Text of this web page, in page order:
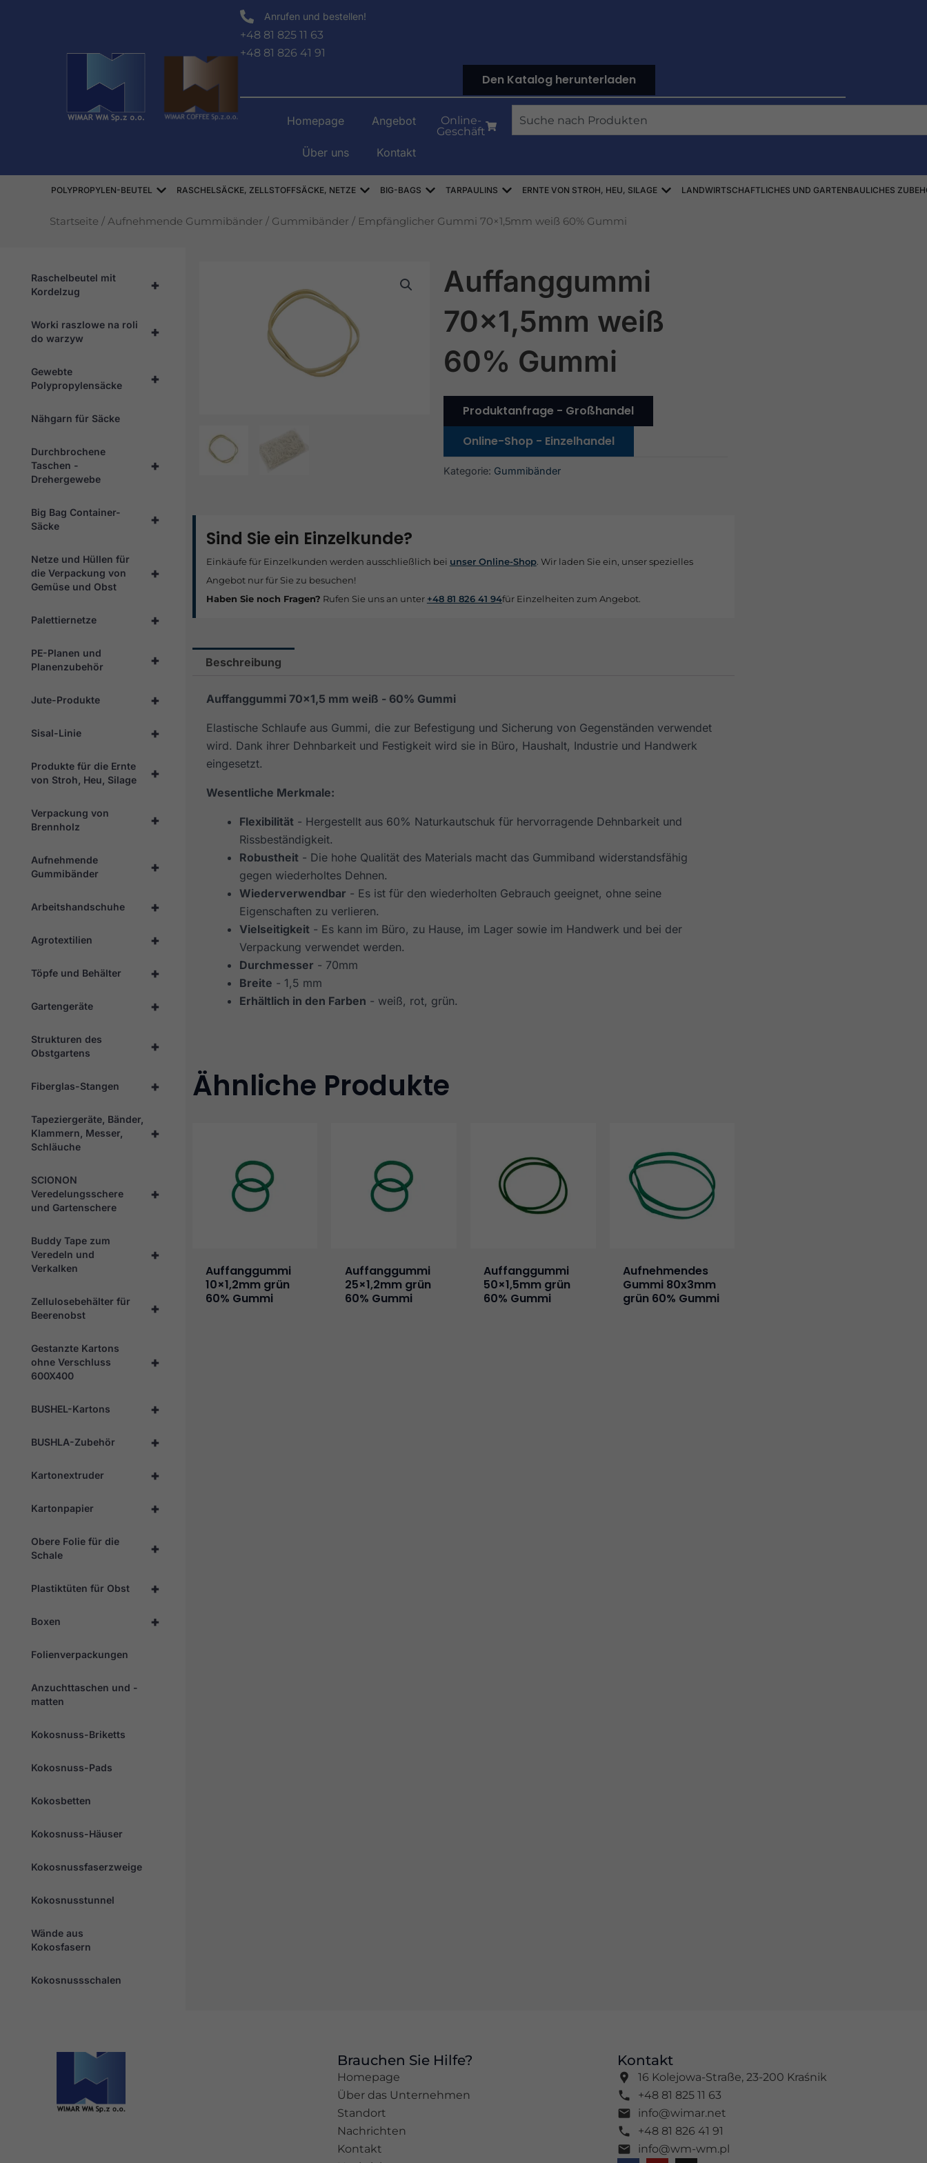
Anrufen und bestellen!
+48 81 825 11 63
+48 81 826 41 91
Den Katalog herunterladen
Homepage Angebot
Über uns Kontakt
Online-
Geschäft
Suche
POLYPROPYLEN-BEUTEL Offen WORKI POLIPROPYLENOWE
RASCHELSÄCKE, ZELLSTOFFSÄCKE, NETZE Offen WORKI RASZLOWE, AŻUROWE, SIATKI
BIG-BAGS Offen WORKI BIG-BAG
TARPAULINS Offen PLANDEKI
ERNTE VON STROH, HEU, SILAGE Offen ZBIÓR SŁOMY, SIANA, KISZONEK
LANDWIRTSCHAFTLICHES UND GARTENBAULICHES
Startseite / Aufnehmende Gummibänder / Gummibänder / Empfänglicher Gummi 70×1,5mm weiß 60% Gummi
+
Raschelbeutel mit
Kordelzug
+
Worki raszlowe na roli
do warzyw
+
Gewebte
Polypropylensäcke
Nähgarn für Säcke
+
Durchbrochene
Taschen -
Drehergewebe
+
Big Bag Container-
Säcke
+
Netze und Hüllen für
die Verpackung von
Gemüse und Obst
+
Palettiernetze
+
PE-Planen und
Planenzubehör
+
Jute-Produkte
+
Sisal-Linie
+
Produkte für die Ernte
von Stroh, Heu, Silage
+
Verpackung von
Brennholz
+
Aufnehmende
Gummibänder
+
Arbeitshandschuhe
+
Agrotextilien
+
Töpfe und Behälter
+
Gartengeräte
+
Strukturen des
Obstgartens
+
Fiberglas-Stangen
+
Tapeziergeräte, Bänder,
Klammern, Messer,
Schläuche
+
SCIONON
Veredelungsschere
und Gartenschere
+
Buddy Tape zum
Veredeln und
Verkalken
+
Zellulosebehälter für
Beerenobst
+
Gestanzte Kartons
ohne Verschluss
600X400
+
BUSHEL-Kartons
+
BUSHLA-Zubehör
+
Kartonextruder
+
Kartonpapier
+
Obere Folie für die
Schale
+
Plastiktüten für Obst
+
Boxen
Folienverpackungen
Anzuchttaschen und -
matten
Kokosnuss-Briketts
Kokosnuss-Pads
Kokosbetten
Kokosnuss-Häuser
Kokosnussfaserzweige
Kokosnusstunnel
Wände aus
Kokosfasern
Kokosnussschalen
Auffanggummi
70×1,5mm weiß
60% Gummi
Produktanfrage - Großhandel
Online-Shop - Einzelhandel
Kategorie: Gummibänder
Sind Sie ein Einzelkunde?
Einkäufe für Einzelkunden werden ausschließlich bei unser Online-Shop. Wir laden Sie ein, unser spezielles
Angebot nur für Sie zu besuchen!
Haben Sie noch Fragen? Rufen Sie uns an unter +48 81 826 41 94für Einzelheiten zum Angebot.
Beschreibung
Auffanggummi 70×1,5 mm weiß - 60% Gummi
Elastische Schlaufe aus Gummi, die zur Befestigung und Sicherung von Gegenständen verwendet
wird. Dank ihrer Dehnbarkeit und Festigkeit wird sie in Büro, Haushalt, Industrie und Handwerk
eingesetzt.
Wesentliche Merkmale:
Flexibilität- Hergestellt aus 60% Naturkautschuk für hervorragende Dehnbarkeit und
Rissbeständigkeit.
Robustheit- Die hohe Qualität des Materials macht das Gummiband widerstandsfähig
gegen wiederholtes Dehnen.
Wiederverwendbar - Es ist für den wiederholten Gebrauch geeignet, ohne seine
Eigenschaften zu verlieren.
Vielseitigkeit- Es kann im Büro, zu Hause, im Lager sowie im Handwerk und bei der
Verpackung verwendet werden.
Durchmesser - 70mm
Breite - 1,5 mm
Erhältlich in den Farben - weiß, rot, grün.
Ähnliche Produkte
Auffanggummi
10×1,2mm grün
60% Gummi
Auffanggummi
25×1,2mm grün
60% Gummi
Auffanggummi
50×1,5mm grün
60% Gummi
Aufnehmendes
Gummi 80x3mm
grün 60% Gummi
Brauchen Sie Hilfe?
Homepage
Über das Unternehmen
Standort
Nachrichten
Kontakt
Kontakt
16 Kolejowa-Straße, 23-200 Kraśnik
+48 81 825 11 63
info@wimar.net
+48 81 826 41 91
info@wm-wm.pl